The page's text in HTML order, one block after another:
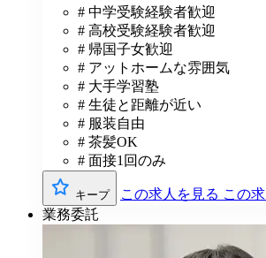
# 中学受験経験者歓迎
# 高校受験経験者歓迎
# 帰国子女歓迎
# アットホームな雰囲気
# 大手学習塾
# 生徒と距離が近い
# 服装自由
# 茶髪OK
# 面接1回のみ
キープ この求人を見る この
業務委託